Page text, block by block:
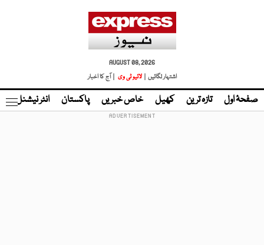
AUGUST 08, 2026
اشتہار لگائیں |
لائیو ٹی وی | آج کا اخبار
صفحۂ اول تازہ ترین کھیل خاص خبریں پاکستان انٹر نیشنل